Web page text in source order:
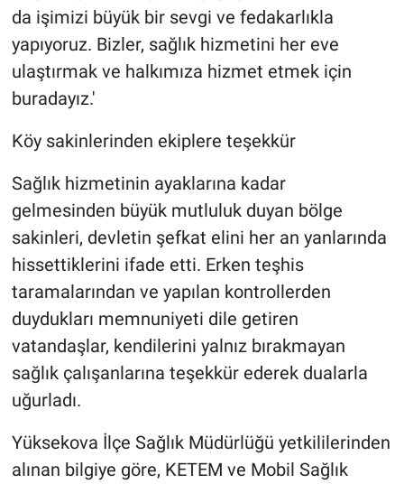
da işimizi büyük bir sevgi ve fedakarlıkla
yapıyoruz. Bizler, sağlık hizmetini her eve
ulaştırmak ve halkımıza hizmet etmek için
buradayız.'
Köy sakinlerinden ekiplere teşekkür
Sağlık hizmetinin ayaklarına kadar
gelmesinden büyük mutluluk duyan bölge
sakinleri, devletin şefkat elini her an yanlarında
hissettiklerini ifade etti. Erken teşhis
taramalarından ve yapılan kontrollerden
duydukları memnuniyeti dile getiren
vatandaşlar, kendilerini yalnız bırakmayan
sağlık çalışanlarına teşekkür ederek dualarla
uğurladı.
Yüksekova İlçe Sağlık Müdürlüğü yetkililerinden
alınan bilgiye göre, KETEM ve Mobil Sağlık